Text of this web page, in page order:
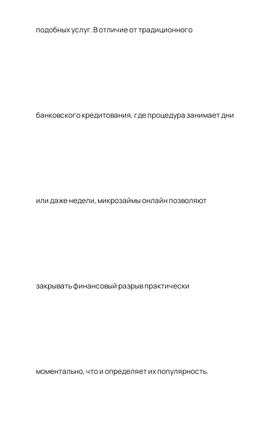
подобных услуг. В отличие от традиционного
банковского кредитования, где процедура занимает дни
или даже недели, микрозаймы онлайн позволяют
закрывать финансовый разрыв практически
моментально, что и определяет их популярность.